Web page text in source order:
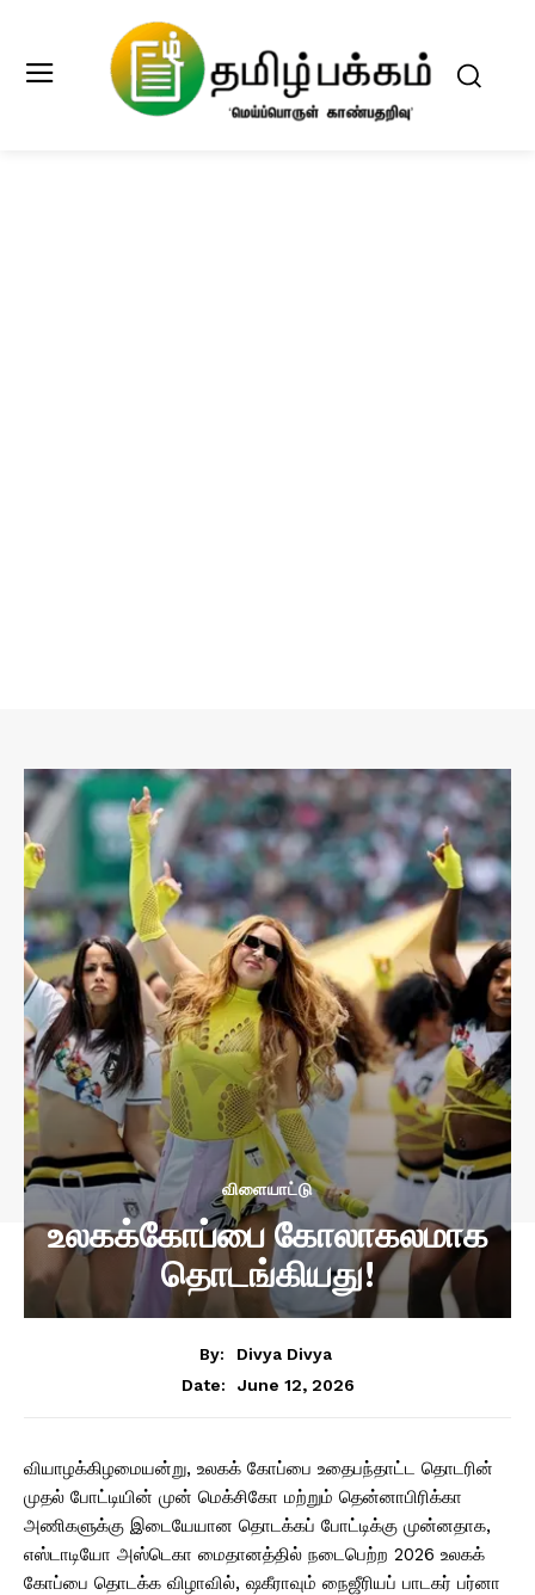
விளையாட்டு
உலகக்கோப்பை கோலாகலமாக
தொடங்கியது!
By:
Divya Divya
Date:
June 12, 2026
வியாழக்கிழமையன்று, உலகக் கோப்பை உதைபந்தாட்ட தொடரின்
முதல் போட்டியின் முன் மெக்சிகோ மற்றும் தென்னாபிரிக்கா
அணிகளுக்கு இடையேயான தொடக்கப் போட்டிக்கு முன்னதாக,
எஸ்டாடியோ அஸ்டெகா மைதானத்தில் நடைபெற்ற 2026 உலகக்
கோப்பை தொடக்க விழாவில், ஷகீராவும் நைஜீரியப் பாடகர் பர்னா